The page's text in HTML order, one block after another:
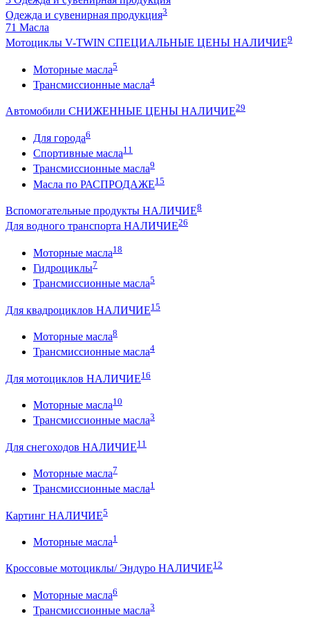
Одежда и сувенирная продукция3
71 Масла
Мотоциклы V-TWIN СПЕЦИАЛЬНЫЕ ЦЕНЫ НАЛИЧИЕ9
Моторные масла5
Трансмиссионные масла4
Автомобили СНИЖЕННЫЕ ЦЕНЫ НАЛИЧИЕ29
Для города6
Спортивные масла11
Трансмиссионные масла9
Масла по РАСПРОДАЖЕ15
Вспомогательные продукты НАЛИЧИЕ8
Для водного транспорта НАЛИЧИЕ26
Моторные масла18
Гидроциклы7
Трансмиссионные масла5
Для квадроциклов НАЛИЧИЕ15
Моторные масла8
Трансмиссионные масла4
Для мотоциклов НАЛИЧИЕ16
Моторные масла10
Трансмиссионные масла3
Для снегоходов НАЛИЧИЕ11
Моторные масла7
Трансмиссионные масла1
Картинг НАЛИЧИЕ5
Моторные масла1
Кроссовые мотоциклы/ Эндуро НАЛИЧИЕ12
Моторные масла6
Трансмиссионные масла3